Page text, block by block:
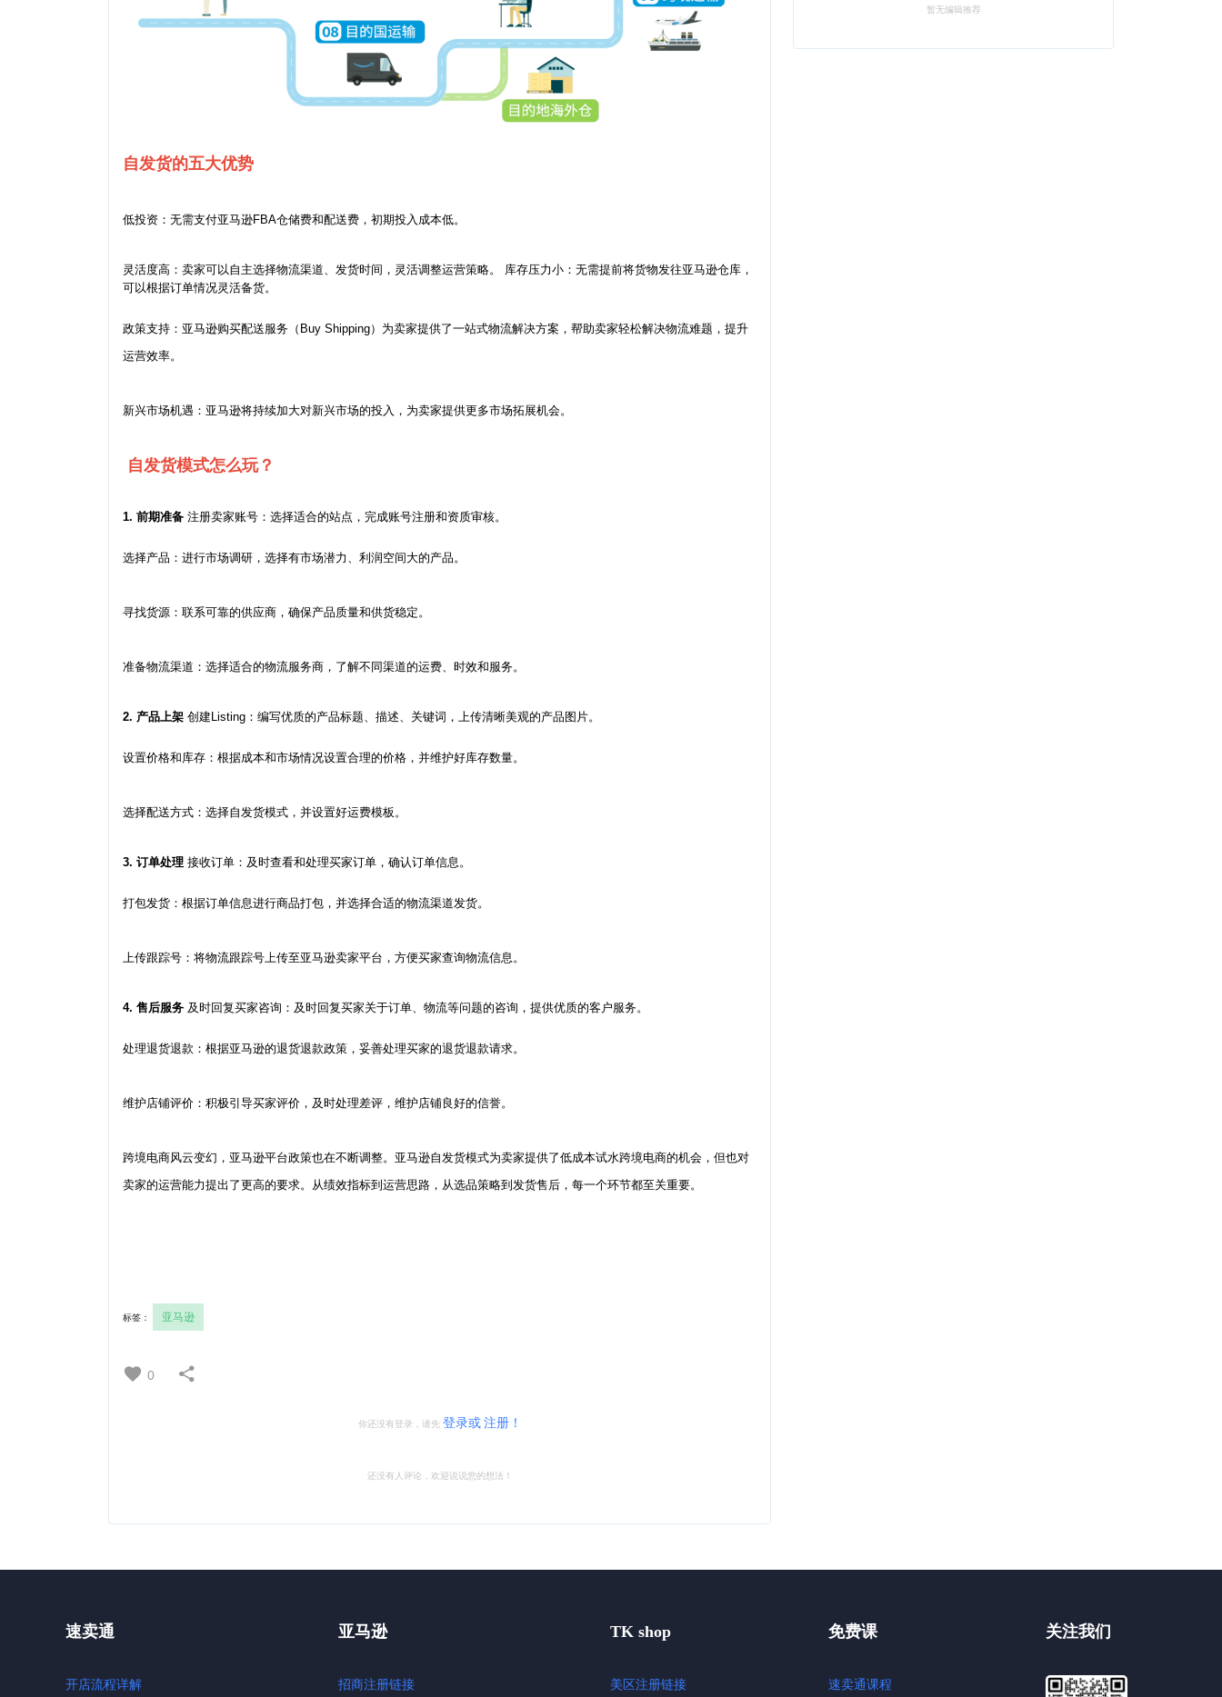
自发货的五大优势
低投资：无需支付亚马逊FBA仓储费和配送费，初期投入成本低。
灵活度高：卖家可以自主选择物流渠道、发货时间，灵活调整运营策略。
库存压力小：无需提前将货物发往亚马逊仓库，
可以根据订单情况灵活备货。
政策支持：亚马逊购买配送服务（Buy Shipping）为卖家提供了一站式物流解决方案，帮助卖家轻松解决物流难题，提升
运营效率。
新兴市场机遇：亚马逊将持续加大对新兴市场的投入，为卖家提供更多市场拓展机会。
自发货模式怎么玩？
1. 前期准备 注册卖家账号：选择适合的站点，完成账号注册和资质审核。
选择产品：进行市场调研，选择有市场潜力、利润空间大的产品。
寻找货源：联系可靠的供应商，确保产品质量和供货稳定。
准备物流渠道：选择适合的物流服务商，了解不同渠道的运费、时效和服务。
2. 产品上架 创建Listing：编写优质的产品标题、描述、关键词，上传清晰美观的产品图片。
设置价格和库存：根据成本和市场情况设置合理的价格，并维护好库存数量。
选择配送方式：选择自发货模式，并设置好运费模板。
3. 订单处理 接收订单：及时查看和处理买家订单，确认订单信息。
打包发货：根据订单信息进行商品打包，并选择合适的物流渠道发货。
上传跟踪号：将物流跟踪号上传至亚马逊卖家平台，方便买家查询物流信息。
4. 售后服务 及时回复买家咨询：及时回复买家关于订单、物流等问题的咨询，提供优质的客户服务。
处理退货退款：根据亚马逊的退货退款政策，妥善处理买家的退货退款请求。
维护店铺评价：积极引导买家评价，及时处理差评，维护店铺良好的信誉。
跨境电商风云变幻，亚马逊平台政策也在不断调整。亚马逊自发货模式为卖家提供了低成本试水跨境电商的机会，但也对
卖家的运营能力提出了更高的要求。从绩效指标到运营思路，从选品策略到发货售后，每一个环节都至关重要。
标签： 亚马逊
0
你还没有登录，请先 登录或 注册！
还没有人评论，欢迎说说您的想法！
暂无编辑推荐
速卖通
开店流程详解
亚马逊
招商注册链接
TK shop
美区注册链接
免费课
速卖通课程
关注我们